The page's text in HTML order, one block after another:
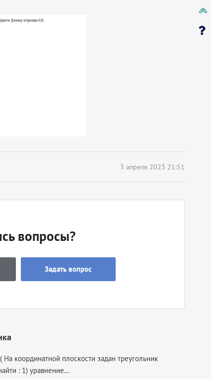
3 апреля 2023 21:51
вопросы?
Задать вопрос
координатной плоскости задан треугольник
: 1) уравнение...